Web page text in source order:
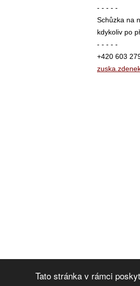
Tato stránka v rámci
- - - - -
Schůzka na
kdykoliv po
- - - - -
+420 603
zuska.zd